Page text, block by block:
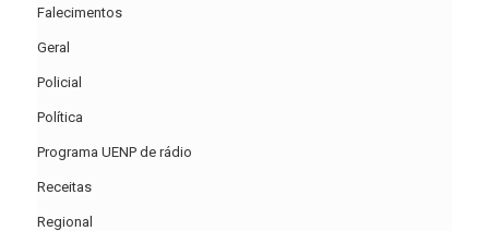
Falecimentos
Geral
Policial
Política
Programa UENP de rádio
Receitas
Regional